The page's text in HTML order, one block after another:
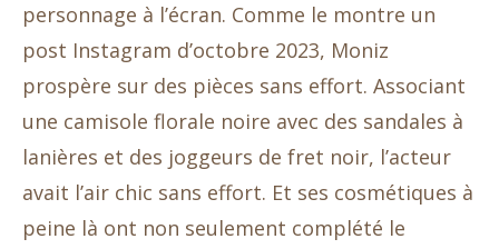
personnage à l’écran. Comme le montre un
post Instagram d’octobre 2023, Moniz
prospère sur des pièces sans effort. Associant
une camisole florale noire avec des sandales à
lanières et des joggeurs de fret noir, l’acteur
avait l’air chic sans effort. Et ses cosmétiques à
peine là ont non seulement complété le